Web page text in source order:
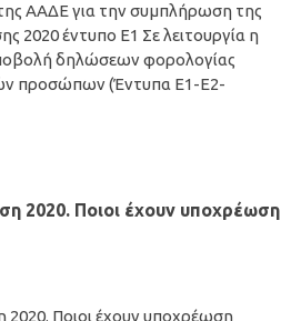
ΑΑΔΕ για την συμπλήρωση της
2020 έντυπο Ε1 Σε λειτουργία η
δηλώσεων φορολογίας
προσώπων (Έντυπα Ε1-Ε2-
2020. Ποιοι έχουν υποχρέωση
Ποιοι έχουν υποχρέωση